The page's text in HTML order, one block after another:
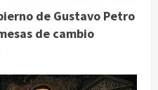
de Gustavo Petro
de cambio